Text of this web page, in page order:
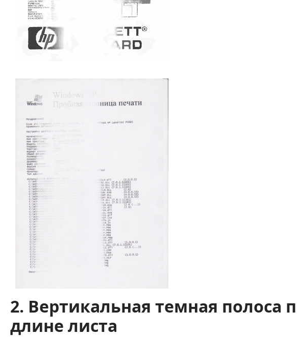
2. Вертикальная темная полоса
длине листа